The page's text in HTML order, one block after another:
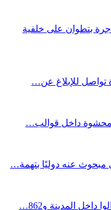
بتطوان على خلفية
تواصل للإبلاغ عن…
عنه دوليًا بتهمة…